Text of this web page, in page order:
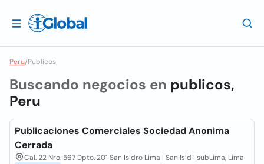
Peru/Publicos
Buscando negocios en publicos,
Peru
Publicaciones Comerciales Sociedad Anonima
Cerrada
Cal. 22 Nro. 567 Dpto. 201 San Isidro Lima | San Isid | subLima, Lima